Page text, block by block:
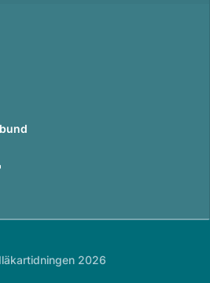
2026